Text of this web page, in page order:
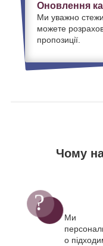
Оновлення
Ми уважно
можете
пропозиції.
Чому
Ми
о